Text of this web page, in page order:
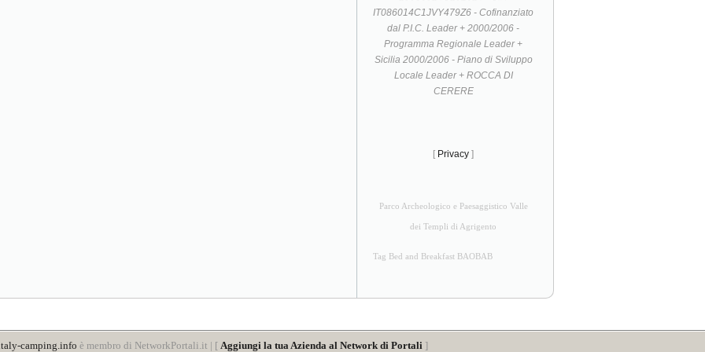
IT086014C1JVY479Z6 - Cofinanziato
dal P.I.C. Leader + 2000/2006 -
Programma Regionale Leader +
Sicilia 2000/2006 - Piano di Sviluppo
Locale Leader + ROCCA DI
CERERE
[ Privacy ]
Parco Archeologico e Paesaggistico Valle
dei Templi di Agrigento
Tag Bed and Breakfast BAOBAB
camping.info è membro di NetworkPortali.it | [ Aggiungi la tua Azienda al Network di Portali ]